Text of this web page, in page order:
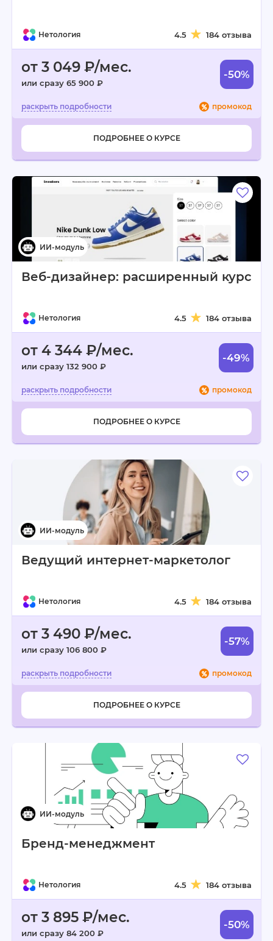
Нетология 4.5 184 отзыва
от 3 049 ₽/мес.
или сразу 65 900 ₽
-50%
промокод
ПОДРОБНЕЕ О КУРСЕ
Веб-дизайнер: расширенный курс
Нетология 4.5 184 отзыва
от 4 344 ₽/мес.
или сразу 132 900 ₽
-49%
промокод
ПОДРОБНЕЕ О КУРСЕ
Ведущий интернет-маркетолог
Нетология 4.5 184 отзыва
от 3 490 ₽/мес.
или сразу 106 800 ₽
-57%
промокод
ПОДРОБНЕЕ О КУРСЕ
Бренд-менеджмент
Нетология 4.5 184 отзыва
от 3 895 ₽/мес.
или сразу 84 200 ₽
-50%